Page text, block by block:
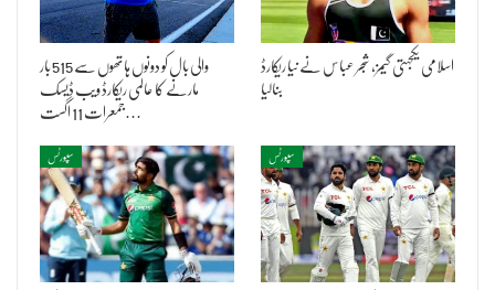
والی بال کو دونوں ہاتھوں سے 515 بار
مارنے کا عالمی ریکارڈ ویب ڈیسک
جمعرات 11 اگست…
اسلامی یکجہتی گیمز، شجر عباس نے نیا ریکارڈ
بنالیا
سپورٹس سپورٹس